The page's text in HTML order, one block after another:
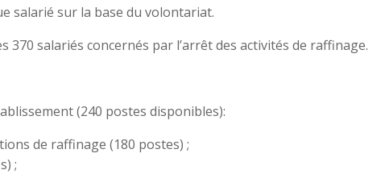
salarié sur la base du volontariat.
salariés concernés par l’arrêt des activités de raffinage.
(240 postes disponibles):
de raffinage (180 postes) ;
;